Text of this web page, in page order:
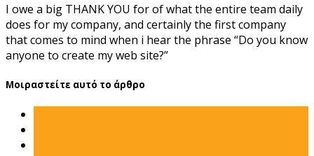
I owe a big THANK YOU for of what the entire team daily
does for my company, and certainly the first company
that comes to mind when i hear the phrase “Do you know
anyone to create my web site?”
Μοιραστείτε αυτό το άρθρο